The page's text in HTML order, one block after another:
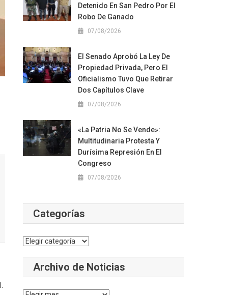
Detenido En San Pedro Por El
Robo De Ganado
07/08/2026
El Senado Aprobó La Ley De
Propiedad Privada, Pero El
Oficialismo Tuvo Que Retirar
Dos Capítulos Clave
07/08/2026
«La Patria No Se Vende»:
Multitudinaria Protesta Y
Durísima Represión En El
Congreso
07/08/2026
Categorías
Categorías
Archivo de Noticias